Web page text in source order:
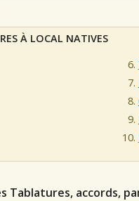
À LOCAL NATIVES
Tablatures, accords,